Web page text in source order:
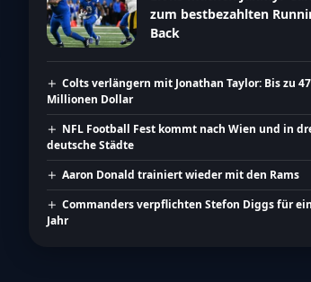
zum bestbezahlten
Back
Colts verlängern mit Jonathan Taylor: Bis zu 47
Millionen Dollar
NFL Football Fest kommt nach Wien und in
deutsche Städte
Aaron Donald trainiert wieder mit den Rams
Commanders verpflichten Stefon Diggs für ein
Jahr